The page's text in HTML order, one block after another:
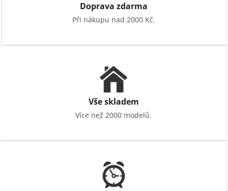
Doprava zdarma
Při nákupu nad 2000 Kč.
Vše skladem
Více než 2000 modelů.